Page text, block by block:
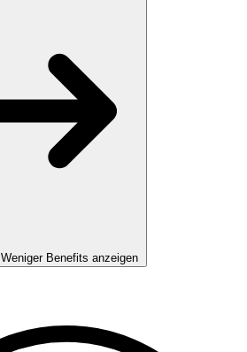
Weniger Benefits anzeigen